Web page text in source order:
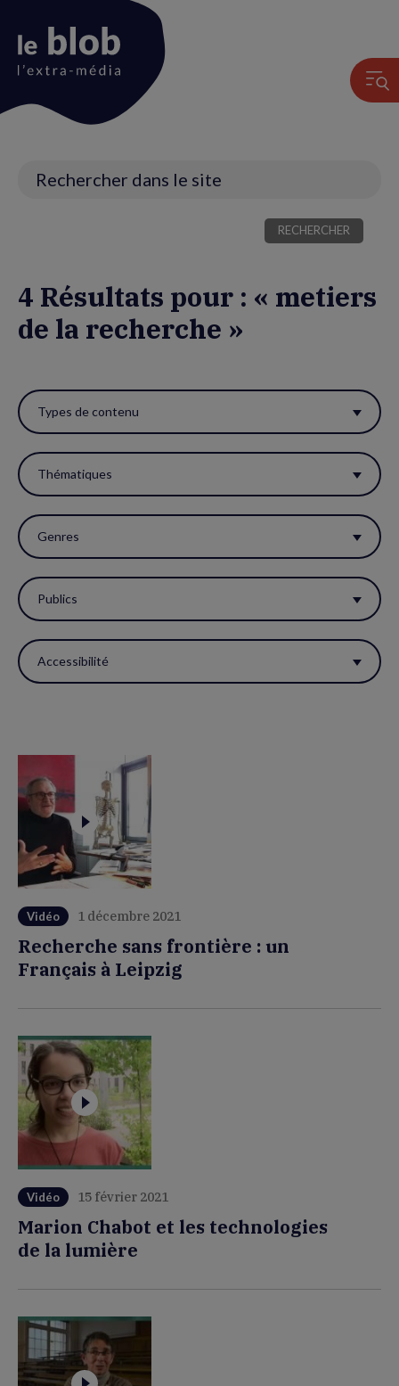
4 Résultats pour : « metiers
de la recherche »
ces
filtres
pour
réactualiser
la
page.
Types de contenu
Thématiques
Genres
Publics
Accessibilité
Vidéo 1 décembre 2021
Recherche sans frontière : un
Français à Leipzig
Vidéo 15 février 2021
Marion Chabot et les technologies
de la lumière